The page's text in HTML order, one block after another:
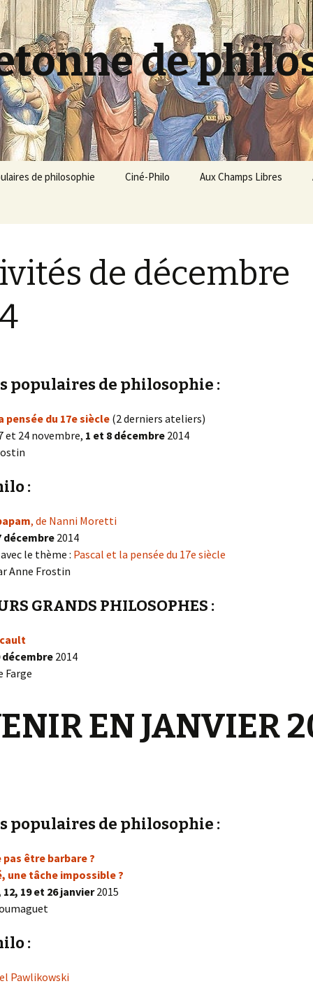
de
de philosophie Ciné-Philo Aux Champs Libres
Parcours grands
philosophes
de décembre
populaires de philosophie :
pensée du 17e siècle (2 derniers ateliers)
et 24 novembre, 1 et 8 décembre 2014
:
, de Nanni Moretti
décembre2014
le thème : Pascal et la pensée du 17e siècle
Anne Frostin
GRANDS PHILOSOPHES :
décembre2014
Farge
EN JANVIER
populaires de philosophie :
pas être barbare ?
une tâche impossible ?
12, 19 et 26 janvier2015
:
Pawlikowski